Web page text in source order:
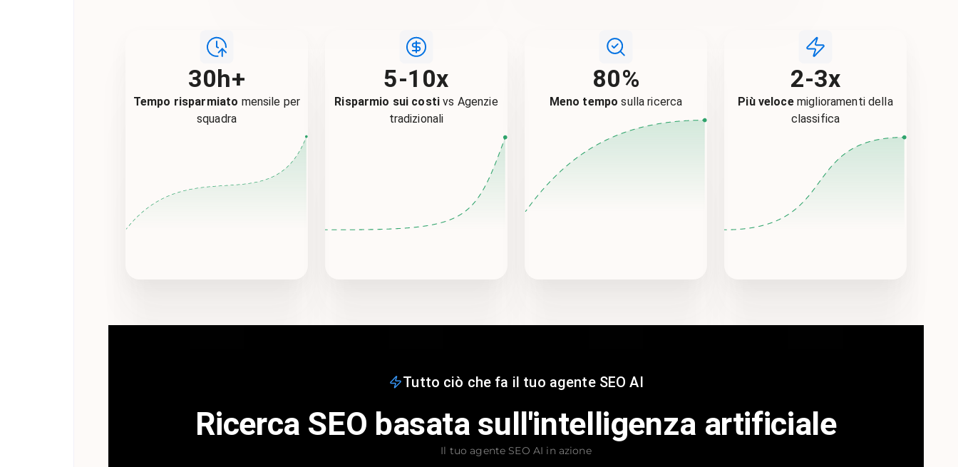
30h+
Tempo risparmiato mensile per
squadra
5-10x
Risparmio sui costi vs Agenzie
tradizionali
80%
Meno tempo sulla ricerca
2-3x
Più veloce miglioramenti della
classifica
Tutto ciò che fa il tuo agente SEO AI
Ricerca SEO basata sull'intelligenza artificiale
Il tuo agente SEO AI in azione